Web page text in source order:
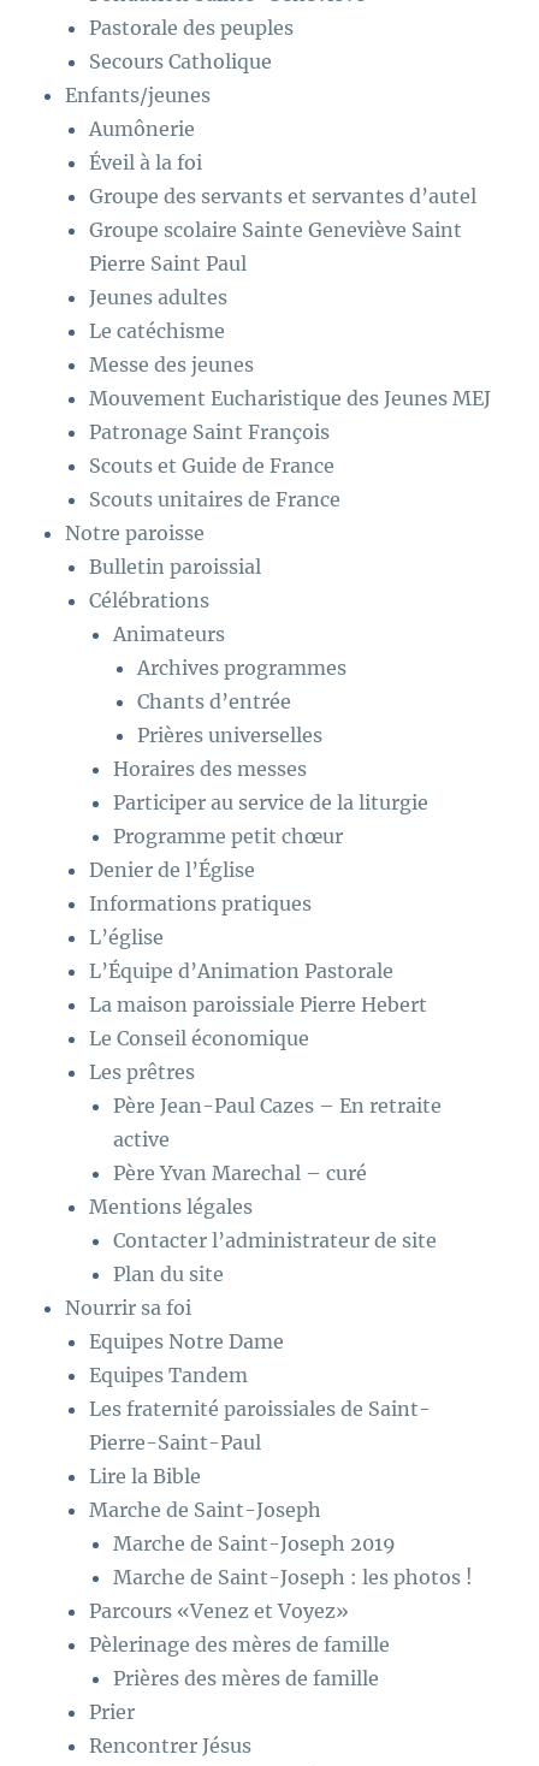
Pastorale des peuples
Secours Catholique
Enfants/jeunes
Aumônerie
Éveil à la foi
Groupe des servants et servantes d’autel
Groupe scolaire Sainte Geneviève Saint
Pierre Saint Paul
Jeunes adultes
Le catéchisme
Messe des jeunes
Mouvement Eucharistique des Jeunes MEJ
Patronage Saint François
Scouts et Guide de France
Scouts unitaires de France
Notre paroisse
Bulletin paroissial
Célébrations
Animateurs
Archives programmes
Chants d’entrée
Prières universelles
Horaires des messes
Participer au service de la liturgie
Programme petit chœur
Denier de l’Église
Informations pratiques
L’église
L’Équipe d’Animation Pastorale
La maison paroissiale Pierre Hebert
Le Conseil économique
Les prêtres
Père Jean-Paul Cazes – En retraite
active
Père Yvan Marechal – curé
Mentions légales
Contacter l’administrateur de site
Plan du site
Nourrir sa foi
Equipes Notre Dame
Equipes Tandem
Les fraternité paroissiales de Saint-
Pierre-Saint-Paul
Lire la Bible
Marche de Saint-Joseph
Marche de Saint-Joseph 2019
Marche de Saint-Joseph : les photos !
Parcours «Venez et Voyez»
Pèlerinage des mères de famille
Prières des mères de famille
Prier
Rencontrer Jésus